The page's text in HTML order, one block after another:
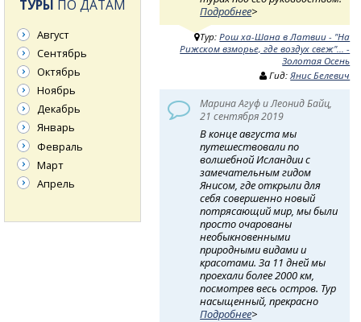
Подробнее>
Тур:Рош ха-Шана в Латвии - "На
Рижском взморье, где воздух свеж"... -
Золотая Осень
Гид:Янис Белевич
Марина Агуф и Леонид Байц,
21 сентября 2019
В конце августа мы
путешествовали по
волшебной Исландии с
замечательным гидом
Янисом, где открыли для
себя совершенно новый
потрясающий мир, мы были
просто очарованы
необыкновенными
природными видами и
красотами. За 11 дней мы
проехали более 2000 км,
посмотрев весь остров. Тур
насыщенный, прекрасно
Подробнее>
ТУРЫ ПО ДАТАМ
Август
Сентябрь
Октябрь
Ноябрь
Декабрь
Январь
Февраль
Март
Апрель